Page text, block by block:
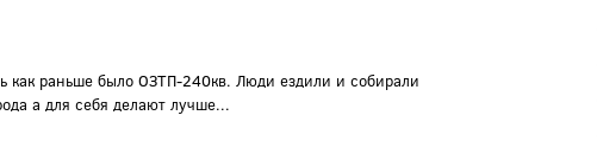
как раньше было ОЗТП-240кв. Люди ездили и собирали
а для себя делают лучше...